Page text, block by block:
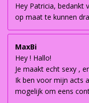
Hey Patricia, bedankt
op maat te kunnen
MaxBi
Hey ! Hallo!
Je maakt echt sexy ,
Ik ben voor mijn acts
mogelijk om eens